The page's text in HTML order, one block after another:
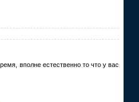
вполне естественно то что у вас